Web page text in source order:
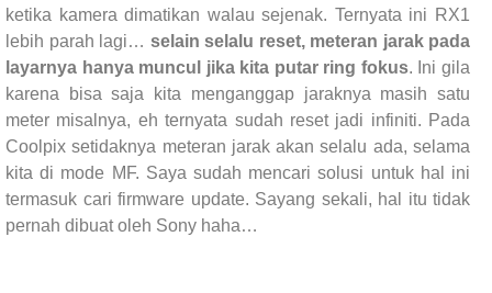
ketika kamera dimatikan walau sejenak. Ternyata ini RX1
lebih parah lagi… selain selalu reset, meteran jarak pada
layarnya hanya muncul jika kita putar ring fokus. Ini gila
karena bisa saja kita menganggap jaraknya masih satu
meter misalnya, eh ternyata sudah reset jadi infiniti. Pada
Coolpix setidaknya meteran jarak akan selalu ada, selama
kita di mode MF. Saya sudah mencari solusi untuk hal ini
termasuk cari firmware update. Sayang sekali, hal itu tidak
pernah dibuat oleh Sony haha…